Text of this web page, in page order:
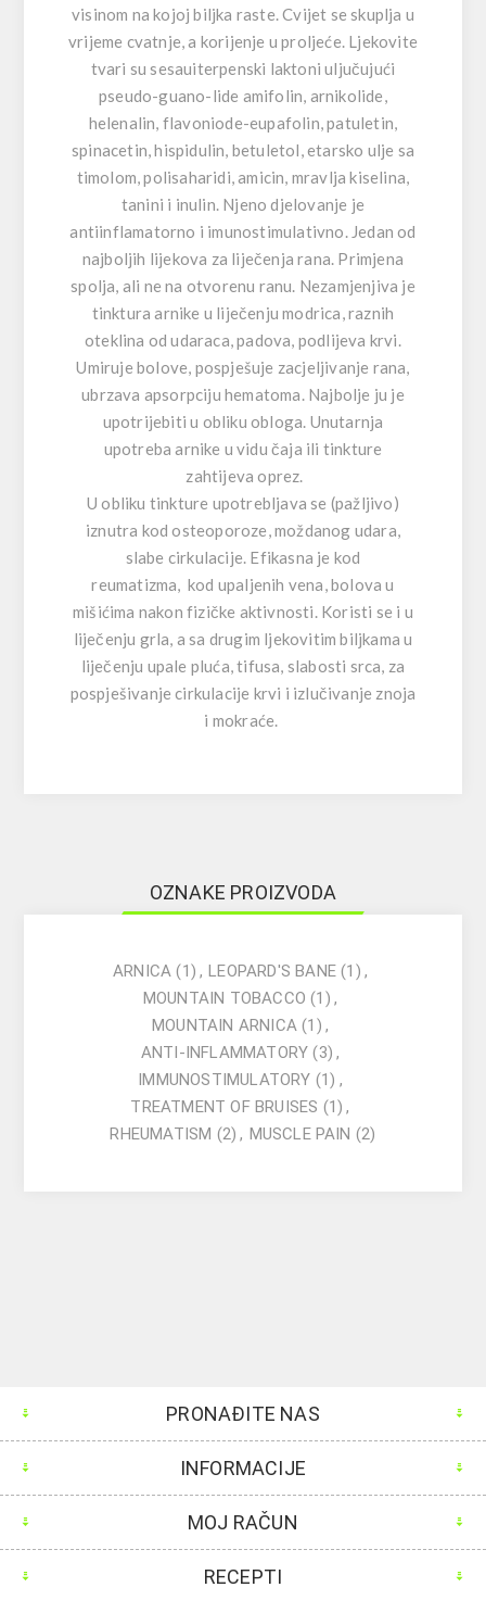
visinom na kojoj biljka raste. Cvijet se skuplja u
vrijeme cvatnje, a korijenje u proljeće. Ljekovite
tvari su sesauiterpenski laktoni uljučujući
pseudo-guano-lide amifolin, arnikolide,
helenalin, flavoniode-eupafolin, patuletin,
spinacetin, hispidulin, betuletol, etarsko ulje sa
timolom, polisaharidi, amicin, mravlja kiselina,
tanini i inulin. Njeno djelovanje je
antiinflamatorno i imunostimulativno. Jedan od
najboljih lijekova za liječenja rana. Primjena
spolja, ali ne na otvorenu ranu. Nezamjenjiva je
tinktura arnike u liječenju modrica, raznih
oteklina od udaraca, padova, podlijeva krvi.
Umiruje bolove, pospješuje zacjeljivanje rana,
ubrzava apsorpciju hematoma. Najbolje ju je
upotrijebiti u obliku obloga. Unutarnja
upotreba arnike u vidu čaja ili tinkture
zahtijeva oprez.
U obliku tinkture upotrebljava se (pažljivo)
iznutra kod osteoporoze, moždanog udara,
slabe cirkulacije. Efikasna je kod
reumatizma, kod upaljenih vena, bolova u
mišićima nakon fizičke aktivnosti. Koristi se i u
liječenju grla, a sa drugim ljekovitim biljkama u
liječenju upale pluća, tifusa, slabosti srca, za
pospješivanje cirkulacije krvi i izlučivanje znoja
i mokraće.
OZNAKE PROIZVODA
ARNICA (1) , LEOPARD'S BANE (1) ,
MOUNTAIN TOBACCO (1) ,
MOUNTAIN ARNICA (1) ,
ANTI-INFLAMMATORY (3) ,
IMMUNOSTIMULATORY (1) ,
TREATMENT OF BRUISES (1) ,
RHEUMATISM (2) , MUSCLE PAIN (2)
PRONAĐITE NAS
INFORMACIJE
MOJ RAČUN
RECEPTI